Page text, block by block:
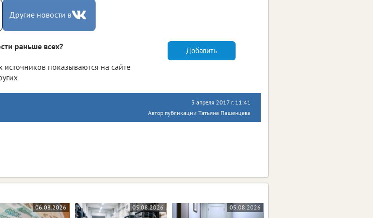
Другие новости в
раньше всех?
показываются на сайте
Добавить
3 апреля 2017 г. 11:41
Автор публикации Татьяна Пашенцева
06.08.2026 05.08.2026 05.08.2026